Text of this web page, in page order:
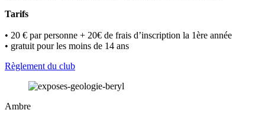
Tarifs
• 20 € par personne + 20€ de frais d’inscription la 1ère année
• gratuit pour les moins de 14 ans
Règlement du club
Ambre